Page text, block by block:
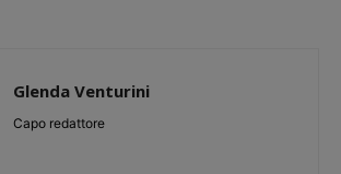
Glenda Venturini
Capo redattore